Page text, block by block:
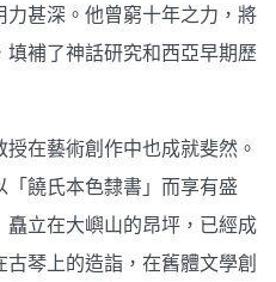
甚深。他曾窮十年之力，將
填補了神話研究和西亞早期歷
在藝術創作中也成就斐然。
饒氏本色隸書」而享有盛
立在大嶼山的昂坪，已經成
琴上的造詣，在舊體文學創